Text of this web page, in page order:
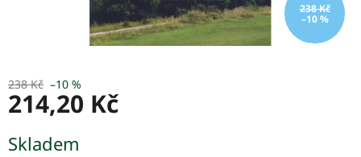
238 Kč
–10 %
238 Kč –10 %
214,20 Kč
cena:
Skladem